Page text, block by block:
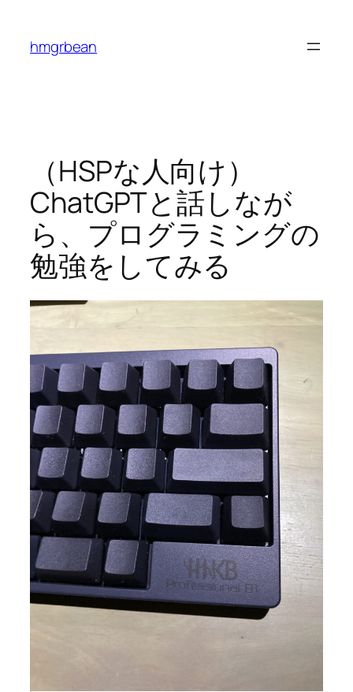
hmgrbean
（HSPな人向け）
ChatGPTと話しなが
ら、プログラミングの
勉強をしてみる